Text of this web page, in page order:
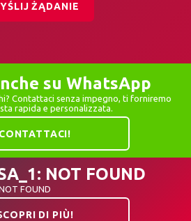
ŻĄDANIE
su WhatsApp
Contattaci senza impegno, ti forniremo
rapida e personalizzata.
CONTATTACI!
NOT FOUND
FOUND
DI PIÙ!